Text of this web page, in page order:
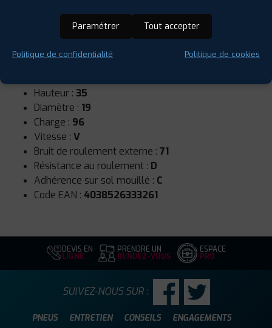
Saison :
Hiver
Hauteur : 35
Diamètre : 19
Charge : 96
Vitesse : V
Bruit de roulement externe : 71
Résistance au roulement : D
Adhérence sur sol mouillé : C
Code EAN : 4038526333261
DEVIS EN
LIGNE
PRENDRE UN
RENDEZ-VOUS
ESPACE
PRO
PNEUS ENTRETIEN CONSEILS ENGAGEMENTS
SUIVEZ-NOUS SUR :
Paramétrer Tout accepter
Politique de confidentialité Politique de cookies